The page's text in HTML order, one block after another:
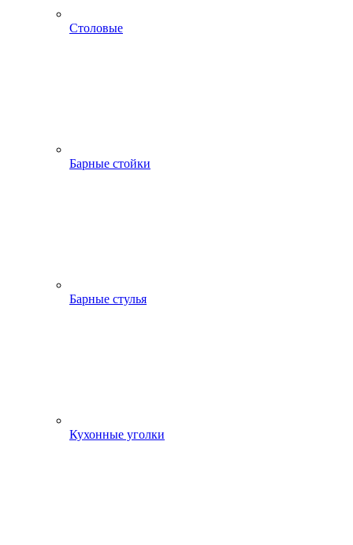
Столовые
Барные стойки
Барные стулья
Кухонные уголки